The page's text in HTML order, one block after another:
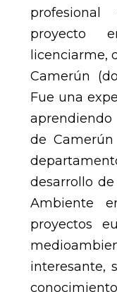
proyecto
licenciarme,
Camerún
Fue una
de
desarrollo
Ambiente
proyectos
interesante,